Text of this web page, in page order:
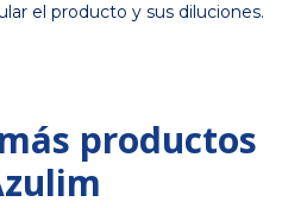
el producto y sus diluciones.
productos